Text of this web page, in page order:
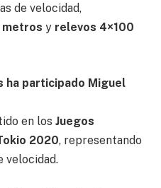
de velocidad,
metros y relevos 4×100
ha participado Miguel
en los Juegos
2020, representando
velocidad.